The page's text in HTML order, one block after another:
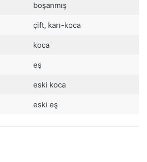
boşanmış
çift, karı-koca
koca
eş
eski koca
eski eş